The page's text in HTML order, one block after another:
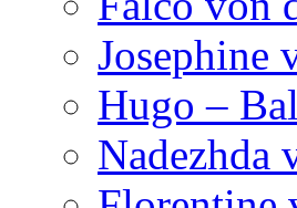
Josephine
Hugo –
Nadezhda